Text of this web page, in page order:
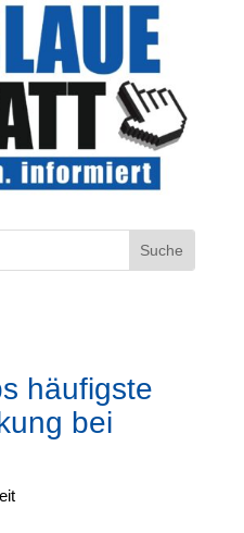
häufigste
bei